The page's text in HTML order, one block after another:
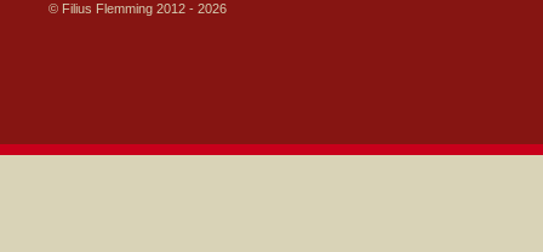
© Filius Flemming 2012 - 2026